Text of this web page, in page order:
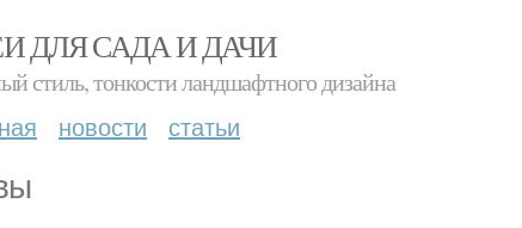
ДЛЯ САДА И ДАЧИ
стиль, тонкости ландшафтного дизайна
новости статьи